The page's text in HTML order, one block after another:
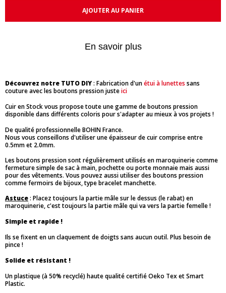
AJOUTER AU PANIER
En savoir plus
Découvrez notre TUTO DIY: Fabrication d'unétui à lunettes sans
couture avec les boutons pression justeici
Cuir en Stock vous propose toute une gamme de boutons pression
disponible dans différents coloris pour s'adapter au mieux à vos projets !
De qualité professionnelle BOHIN France.
Nous vous conseillons d'utiliser une épaisseur de cuir comprise entre
0.5mm et 2.0mm.
Les boutons pression sont régulièrement utilisés en maroquinerie comme
fermeture simple de sac à main, pochette ou porte monnaie mais aussi
pour des vêtements. Vous pouvez aussi utiliser des boutons pression
comme fermoirs de bijoux, type bracelet manchette.
Astuce: Placez toujours la partie mâle sur le dessus (le rabat) en
maroquinerie, c'est toujours la partie mâle qui va vers la partie femelle !
Simple et rapide !
Ils se fixent en un claquement de doigts sans aucun outil. Plus besoin de
pince !
Solide et résistant !
Un plastique (à 50% recyclé) haute qualité certifié Oeko Tex et Smart
Plastic.